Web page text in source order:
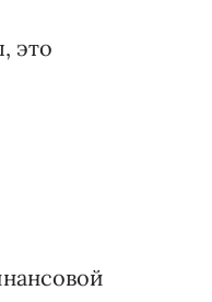
это